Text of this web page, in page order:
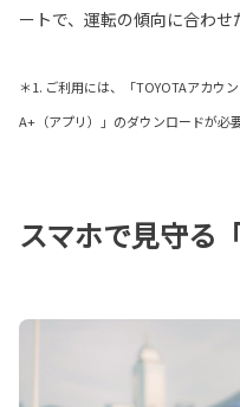
ートで、運転の傾向に合わせ
＊1. ご利用には、「TOYOTAアカウ
A+（アプリ）」のダウンロードが
スマホで見守る